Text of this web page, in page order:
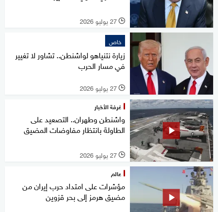
l 27 يوليو 2026
خاص
زيارة نتنياهو لواشنطن.. تشاور لا تغيير
في مسار الحرب
l 27 يوليو 2026
غرفة الأخبار
واشنطن وطهران.. التصعيد على
الطاولة بانتظار مفاوضات المضيق
l 27 يوليو 2026
عالم
مؤشرات على امتداد حرب إيران من
مضيق هرمز إلى بحر قزوين